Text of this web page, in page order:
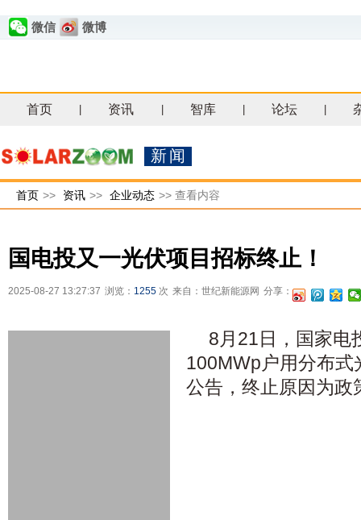
微信 微博
首页 资讯 智库 论坛
新闻
首页 >> 资讯 >> 企业动态 >> 查看内容
国电投又一光伏项目招标终止！
2025-08-27 13:27:37 浏览： 1255 次 来自：世纪新能源网 分享：
8月21日，国家电
100MWp户用分布
公告，终止原因为政